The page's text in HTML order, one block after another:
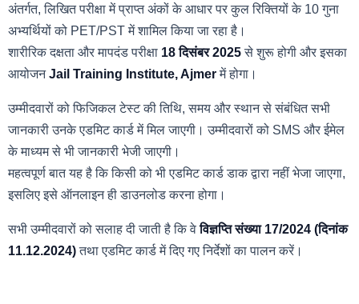
अंतर्गत, लिखित परीक्षा में प्राप्त अंकों के आधार पर कुल रिक्तियों के 10 गुना
अभ्यर्थियों को PET/PST में शामिल किया जा रहा है।
शारीरिक दक्षता और मापदंड परीक्षा 18 दिसंबर 2025से शुरू होगी और इसका
आयोजनJail Training Institute, Ajmerमें होगा।
उम्मीदवारों को फिजिकल टेस्ट की तिथि, समय और स्थान से संबंधित सभी
जानकारी उनके एडमिट कार्ड में मिल जाएगी। उम्मीदवारों को SMS और ईमेल
के माध्यम से भी जानकारी भेजी जाएगी।
महत्वपूर्ण बात यह है कि किसी को भी एडमिट कार्ड डाक द्वारा नहीं भेजा जाएगा,
इसलिए इसे ऑनलाइन ही डाउनलोड करना होगा।
सभी उम्मीदवारों को सलाह दी जाती है कि वेविज्ञप्ति संख्या 17/2024 (दिनांक
11.12.2024)तथा एडमिट कार्ड में दिए गए निर्देशों का पालन करें।